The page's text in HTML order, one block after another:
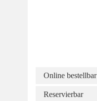
Online bestellbar
Reservierbar